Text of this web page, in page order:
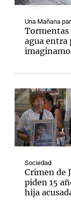
Una Mañana
agua entra
Sociedad
Crimen de
piden 15
hija
Notas